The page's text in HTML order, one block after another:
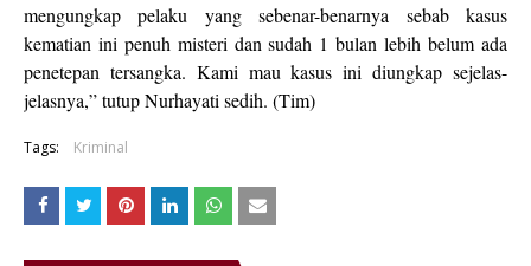
mengungkap pelaku yang sebenar-benarnya sebab kasus
kematian ini penuh misteri dan sudah 1 bulan lebih belum ada
penetepan tersangka. Kami mau kasus ini diungkap sejelas-
jelasnya,” tutup Nurhayati sedih. (Tim)
Tags: Kriminal